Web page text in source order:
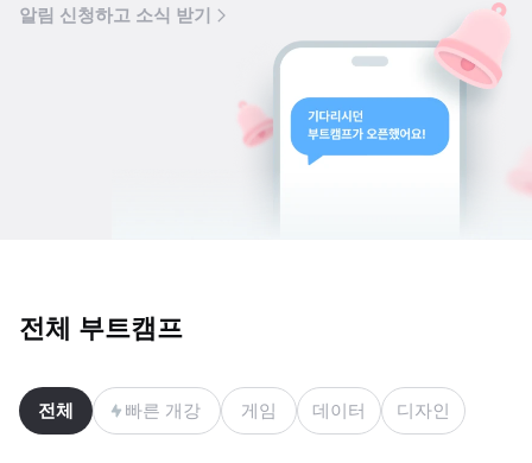
알림 신청하고 소식 받기
전체 부트캠프
전체 빠른 개강 게임 데이터 디자인